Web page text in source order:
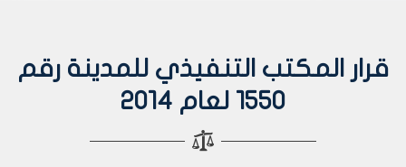
قرار المكتب التنفيذي للمدينة رقم
1550 لعام 2014